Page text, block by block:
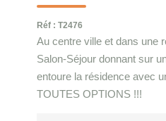
Réf : T2476
Au centre ville et dans une
Salon-Séjour donnant sur
entoure la résidence avec
TOUTES OPTIONS !!!